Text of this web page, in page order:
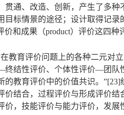
贯通、改造、创新，产生了多
目标情景的途径；设计取得记
价和成果（product）评价这四
在教育评价问题上的各种二元
结性评价、个体性评价—团队
的教育评价中的价值共识。
价结合，过程评价与形成评价
价，技能评价与能力评价，发